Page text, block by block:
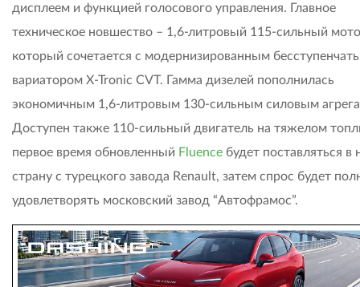
дисплеем и функцией голосового управления. Главное
техническое новшество – 1,6-литровый 115-сильный
который сочетается с модернизированным
вариатором X-Tronic CVT. Гамма дизелей пополнилась
экономичным 1,6-литровым 130-сильным силовым
Доступен также 110-сильный двигатель на тяжелом
первое время обновленный Fluence будет поставляться в
страну с турецкого завода Rеnault, затем спрос будет
удовлетворять московский завод “Автофрамос”.